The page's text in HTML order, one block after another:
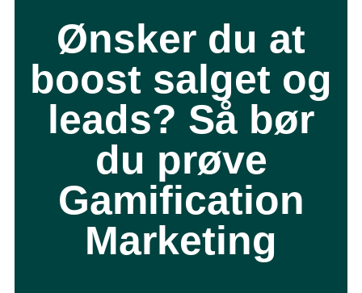
Ønsker du at
boost salget og
leads? Så bør
du prøve
Gamification
Marketing